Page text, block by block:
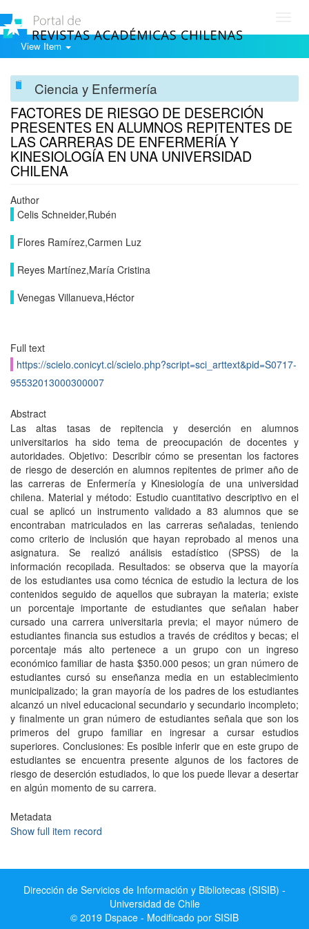
View Item
Ciencia y Enfermería
FACTORES DE RIESGO DE DESERCIÓN
PRESENTES EN ALUMNOS REPITENTES DE
LAS CARRERAS DE ENFERMERÍA Y
KINESIOLOGÍA EN UNA UNIVERSIDAD
CHILENA
Author
Celis Schneider,Rubén
Flores Ramírez,Carmen Luz
Reyes Martínez,María Cristina
Venegas Villanueva,Héctor
Full text
https://scielo.conicyt.cl/scielo.php?script=sci_arttext&pid=S0717-
95532013000300007
Abstract
Las altas tasas de repitencia y deserción en alumnos
universitarios ha sido tema de preocupación de docentes y
autoridades. Objetivo: Describir cómo se presentan los factores
de riesgo de deserción en alumnos repitentes de primer año de
las carreras de Enfermería y Kinesiología de una universidad
chilena. Material y método: Estudio cuantitativo descriptivo en el
cual se aplicó un instrumento validado a 83 alumnos que se
encontraban matriculados en las carreras señaladas, teniendo
como criterio de inclusión que hayan reprobado al menos una
asignatura. Se realizó análisis estadístico (SPSS) de la
información recopilada. Resultados: se observa que la mayoría
de los estudiantes usa como técnica de estudio la lectura de los
contenidos seguido de aquellos que subrayan la materia; existe
un porcentaje importante de estudiantes que señalan haber
cursado una carrera universitaria previa; el mayor número de
estudiantes financia sus estudios a través de créditos y becas; el
porcentaje más alto pertenece a un grupo con un ingreso
económico familiar de hasta $350.000 pesos; un gran número de
estudiantes cursó su enseñanza media en un establecimiento
municipalizado; la gran mayoría de los padres de los estudiantes
alcanzó un nivel educacional secundario y secundario incompleto;
y finalmente un gran número de estudiantes señala que son los
primeros del grupo familiar en ingresar a cursar estudios
superiores. Conclusiones: Es posible inferir que en este grupo de
estudiantes se encuentra presente algunos de los factores de
riesgo de deserción estudiados, lo que los puede llevar a desertar
en algún momento de su carrera.
Metadata
Show full item record
Dirección de Servicios de Información y Bibliotecas (SISIB) -
Universidad de Chile
© 2019 Dspace - Modificado por SISIB